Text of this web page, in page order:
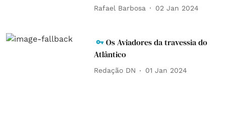
Rafael Barbosa 02 Jan 2024
Os Aviadores da travessia do
Atlântico
Redação DN 01 Jan 2024